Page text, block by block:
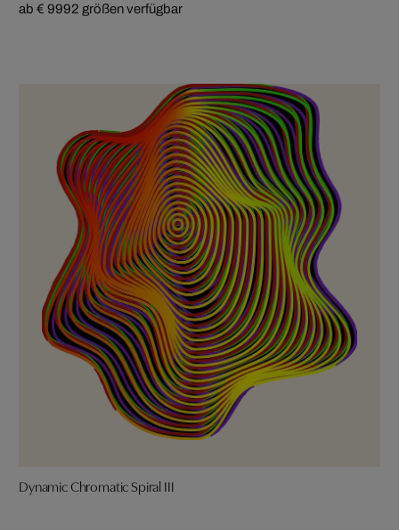
ab € 9992 größen verfügbar
Dynamic Chromatic Spiral III